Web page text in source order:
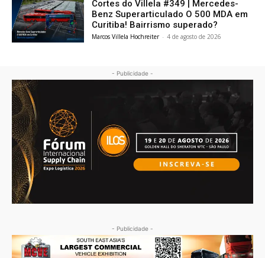
Cortes do Villela #349 | Mercedes-
Benz Superarticulado O 500 MDA em
Curitiba! Bairrismo superado?
Marcos Villela Hochreiter - 4 de agosto de 2026
- Publicidade -
- Publicidade -